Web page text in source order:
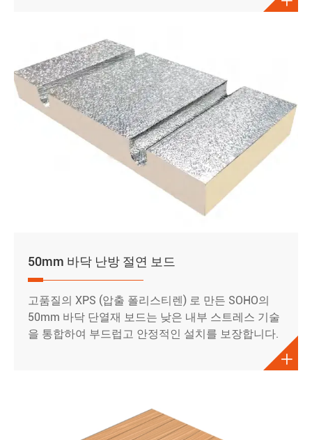
50mm 바닥 난방 절연 보드
고품질의 XPS (압출 폴리스티렌) 로 만든 SOHO의
50mm 바닥 단열재 보드는 낮은 내부 스트레스 기술
을 통합하여 부드럽고 안정적인 설치를 보장합니다.
